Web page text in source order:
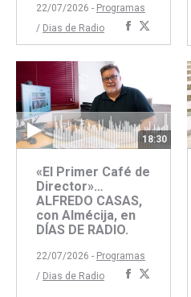
22/07/2026 - Programas
/ Dias de Radio
Compartir
con
Facebook
con
Twitter
18:30
«El Primer Café de
Director»…
ALFREDO CASAS,
con Almécija, en
DÍAS DE RADIO.
22/07/2026 - Programas
/ Dias de Radio
Compartir